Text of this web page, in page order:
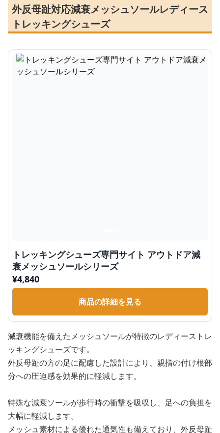
外反母趾対応減衰メッシュソールレディース
トレッキングシューズ
トレッキングシューズ専門サイト アウトドア減
衰メッシュソールシリーズ
¥4,840
商品の詳細を見る
減衰機能を備えたメッシュソールが特徴のレディーストレ
ッキングシューズです。
外反母趾の方の足に配慮した設計により、親指の付け根部
分への圧迫感を効果的に軽減します。
特殊な減衰ソールが歩行時の衝撃を吸収し、足への負担を
大幅に軽減します。
メッシュ素材による優れた通気性も備えており、外反母趾